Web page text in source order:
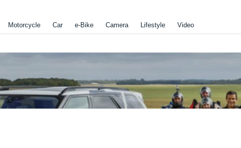
Motorcycle Car e-Bike Camera Lifestyle Video